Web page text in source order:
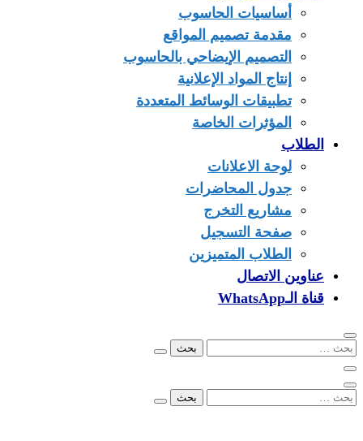
أساسيات الحاسوب
مقدمة تصميم المواقع
التصميم الإيضاحي بالحاسوب
إنتاج المواد الإعلانية
تطبيقات الوسائط المتعددة
المؤثرات الخاصة
الطلاب
لوحة الاعلانات
جدول المحاضرات
مشاريع التخرج
صفحة التسجيل
الطلاب المتميزين
عناوين الاتصال
قناة الـWhatsApp
البحث
عن:
البحث